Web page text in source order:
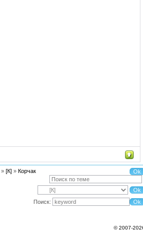
» [К] » Корчак
Поиск:
© 2007-